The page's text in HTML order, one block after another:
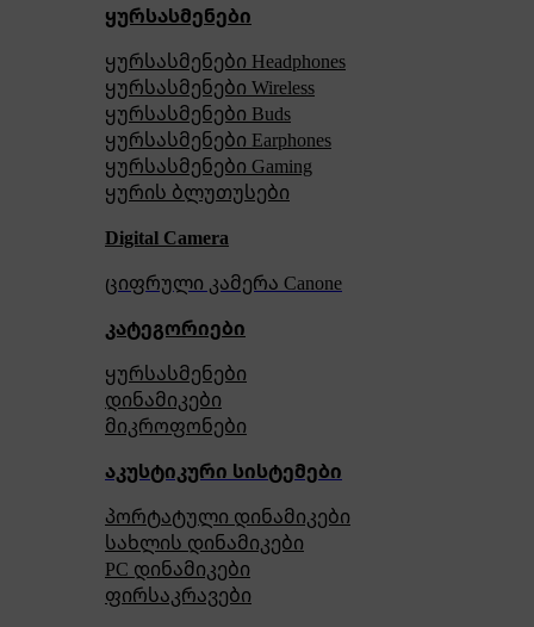
ყურსასმენები
ყურსასმენები Headphones
ყურსასმენები Wireless
ყურსასმენები Buds
ყურსასმენები Earphones
ყურსასმენები Gaming
ყურის ბლუთუსები
Digital Camera
ციფრული კამერა Сanone
კატეგორიები
ყურსასმენები
დინამიკები
მიკროფონები
აკუსტიკური სისტემები
პორტატული დინამიკები
სახლის დინამიკები
PC დინამიკები
ფირსაკრავები